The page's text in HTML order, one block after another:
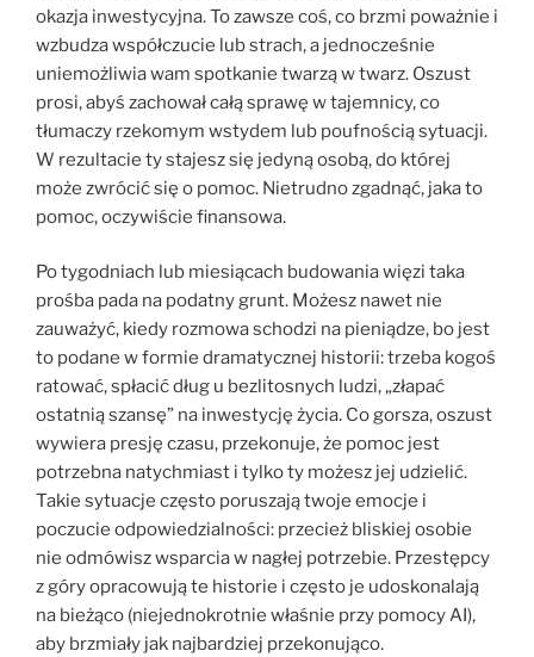
okazja inwestycyjna. To zawsze coś, co brzmi poważnie i
wzbudza współczucie lub strach, a jednocześnie
uniemożliwia wam spotkanie twarzą w twarz. Oszust
prosi, abyś zachował całą sprawę w tajemnicy, co
tłumaczy rzekomym wstydem lub poufnością sytuacji.
W rezultacie ty stajesz się jedyną osobą, do której
może zwrócić się o pomoc. Nietrudno zgadnąć, jaka to
pomoc, oczywiście finansowa.
Po tygodniach lub miesiącach budowania więzi taka
prośba pada na podatny grunt. Możesz nawet nie
zauważyć, kiedy rozmowa schodzi na pieniądze, bo jest
to podane w formie dramatycznej historii: trzeba kogoś
ratować, spłacić dług u bezlitosnych ludzi, „złapać
ostatnią szansę” na inwestycję życia. Co gorsza, oszust
wywiera presję czasu, przekonuje, że pomoc jest
potrzebna natychmiast i tylko ty możesz jej udzielić.
Takie sytuacje często poruszają twoje emocje i
poczucie odpowiedzialności: przecież bliskiej osobie
nie odmówisz wsparcia w nagłej potrzebie. Przestępcy
z góry opracowują te historie i często je udoskonalają
na bieżąco (niejednokrotnie właśnie przy pomocy AI),
aby brzmiały jak najbardziej przekonująco.